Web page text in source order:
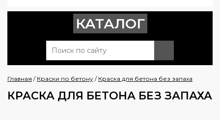
КАТАЛОГ
Главная / Краски по бетону / Краска для бетона без запаха
КРАСКА ДЛЯ БЕТОНА БЕЗ ЗАПАХА